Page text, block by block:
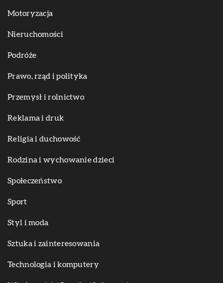
Motoryzacja
Nieruchomości
Podróże
Prawo, rząd i polityka
Przemysł i rolnictwo
Reklama i druk
Religia i duchowość
Rodzina i wychowanie dzieci
Społeczeństwo
Sport
Styl i moda
Sztuka i zainteresowania
Technologia i komputery